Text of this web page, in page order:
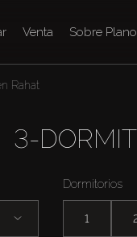
Venta Sobre Plano
Rahat
3-
Dormitorios
1